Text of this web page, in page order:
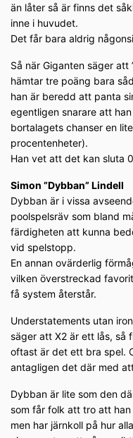
än låter så är finns det
inne i huvudet.
Det får bara aldrig
Så när Giganten säger
hämtar tre poäng bara
han är beredd att panta
egentligen snarare att
bortalagets chanser en
procentenheter).
Han vet att det kan sluta
Simon ”Dybban” Lindell
Dybban är i vissa
poolspelsräv som bland
färdigheten att kunna
vid spelstopp.
En annan ovärderlig
vilken överstreckad
få system återstår.
Understatements utan
säger att X2 är ett lås, så
oftast är det ett bra spel.
antagligen det där med
Dybban är lite som den
som får folk att tro att
men har järnkoll på hur